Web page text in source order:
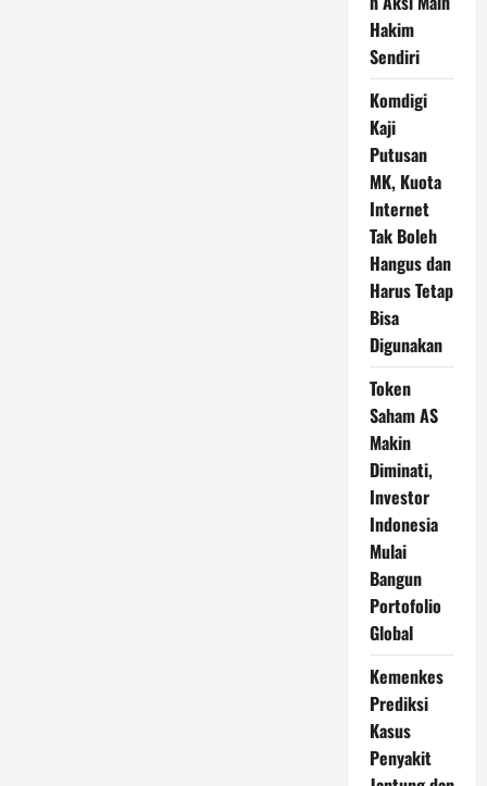
Hakim
Sendiri
Komdigi
Kaji
Putusan
MK, Kuota
Internet
Tak Boleh
Hangus dan
Harus Tetap
Bisa
Digunakan
Token
Saham AS
Makin
Diminati,
Investor
Indonesia
Mulai
Bangun
Portofolio
Global
Kemenkes
Prediksi
Kasus
Penyakit